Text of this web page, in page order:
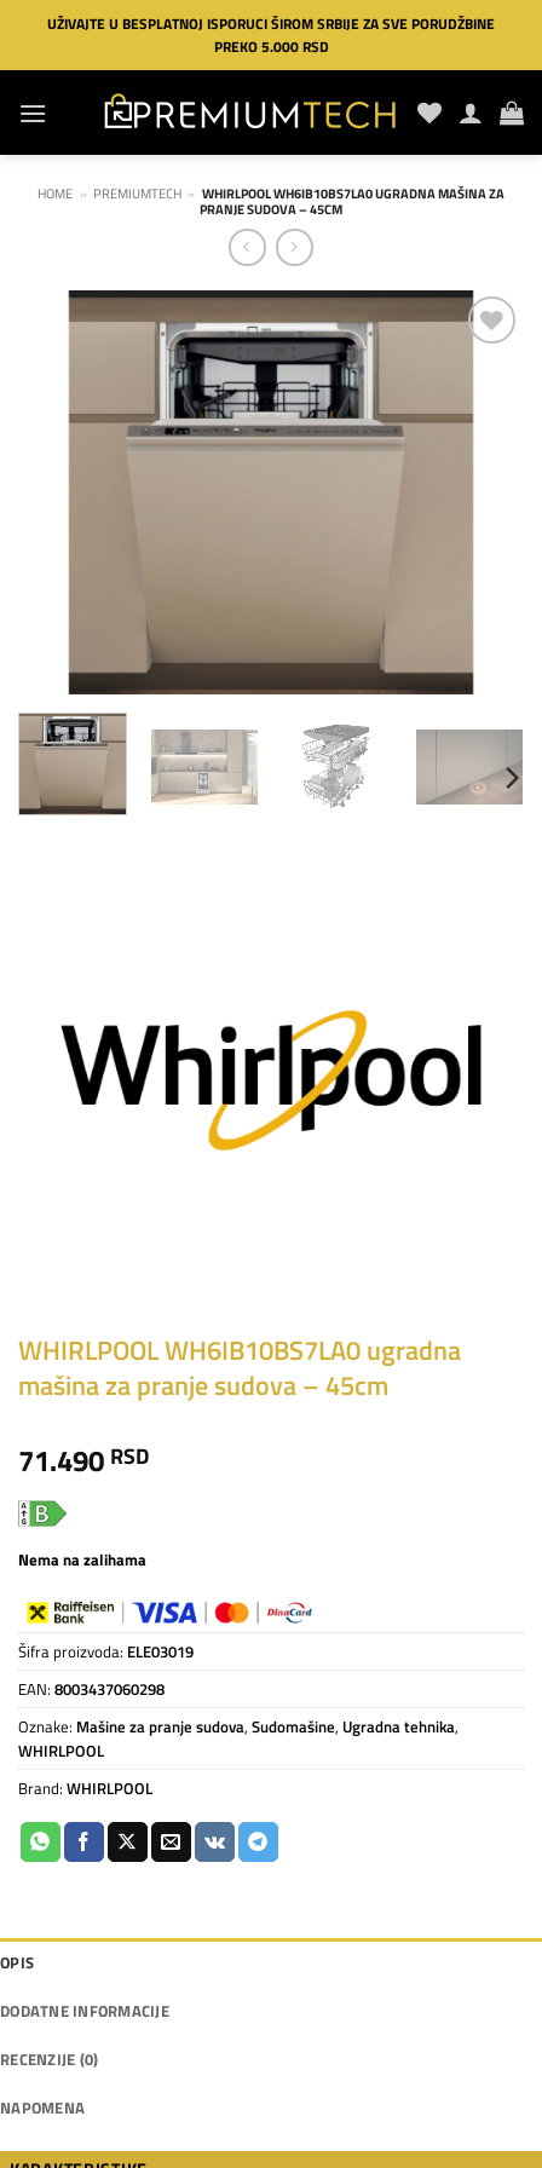
Preskoči
sadržaj
UŽIVAJTE U BESPLATNOJ ISPORUCI ŠIROM SRBIJE ZA SVE PORUDŽBINE
PREKO 5.000 RSD
HOME » PREMIUMTECH » WHIRLPOOL WH6IB10BS7LA0 UGRADNA MAŠINA ZA
PRANJE SUDOVA – 45CM
WHIRLPOOL WH6IB10BS7LA0 ugradna
mašina za pranje sudova – 45cm
71.490 RSD
Nema na zalihama
Šifra proizvoda: ELE03019
EAN: 8003437060298
Oznake: Mašine za pranje sudova, Sudomašine, Ugradna tehnika,
WHIRLPOOL
Brand: WHIRLPOOL
OPIS
DODATNE INFORMACIJE
RECENZIJE (0)
NAPOMENA